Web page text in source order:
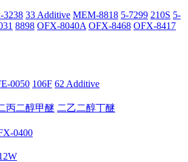
3238 33 Additive MEM-8818 5-7299 210S 5-
8898 OFX-8040A OFX-8468 OFX-8417
0050 106F 62 Additive
丙二醇甲醚 二乙二醇丁醚
0400